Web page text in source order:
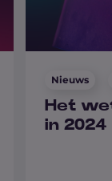
Nieuws
Het
in 2024